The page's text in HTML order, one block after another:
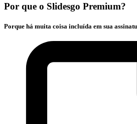
Por que o Slidesgo Premium?
Porque há muita coisa incluída em sua